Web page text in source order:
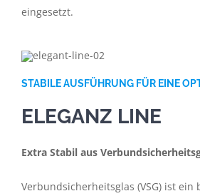
eingesetzt.
STABILE AUSFÜHRUNG FÜR EINE
ELEGANZ LINE
Extra Stabil aus
Verbundsicherheitsglas (VSG) ist ein